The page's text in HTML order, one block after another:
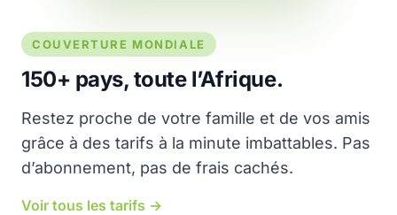
COUVERTURE MONDIALE
150+ pays, toute l’Afrique.
Restez proche de votre famille et de vos amis
grâce à des tarifs à la minute imbattables. Pas
d’abonnement, pas de frais cachés.
Voir tous les tarifs →